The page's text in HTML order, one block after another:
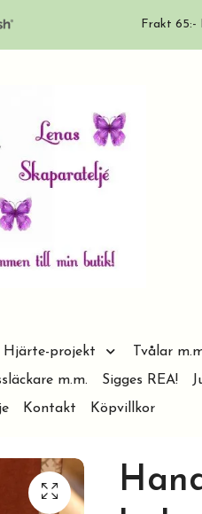
Frakt 65:-
projekt Tvålar
m.m. Sigges REA!
Kontakt Köpvillkor